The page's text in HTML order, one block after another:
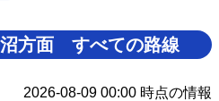
方面 すべての路線
2026-08-09 00:00 時点の情報